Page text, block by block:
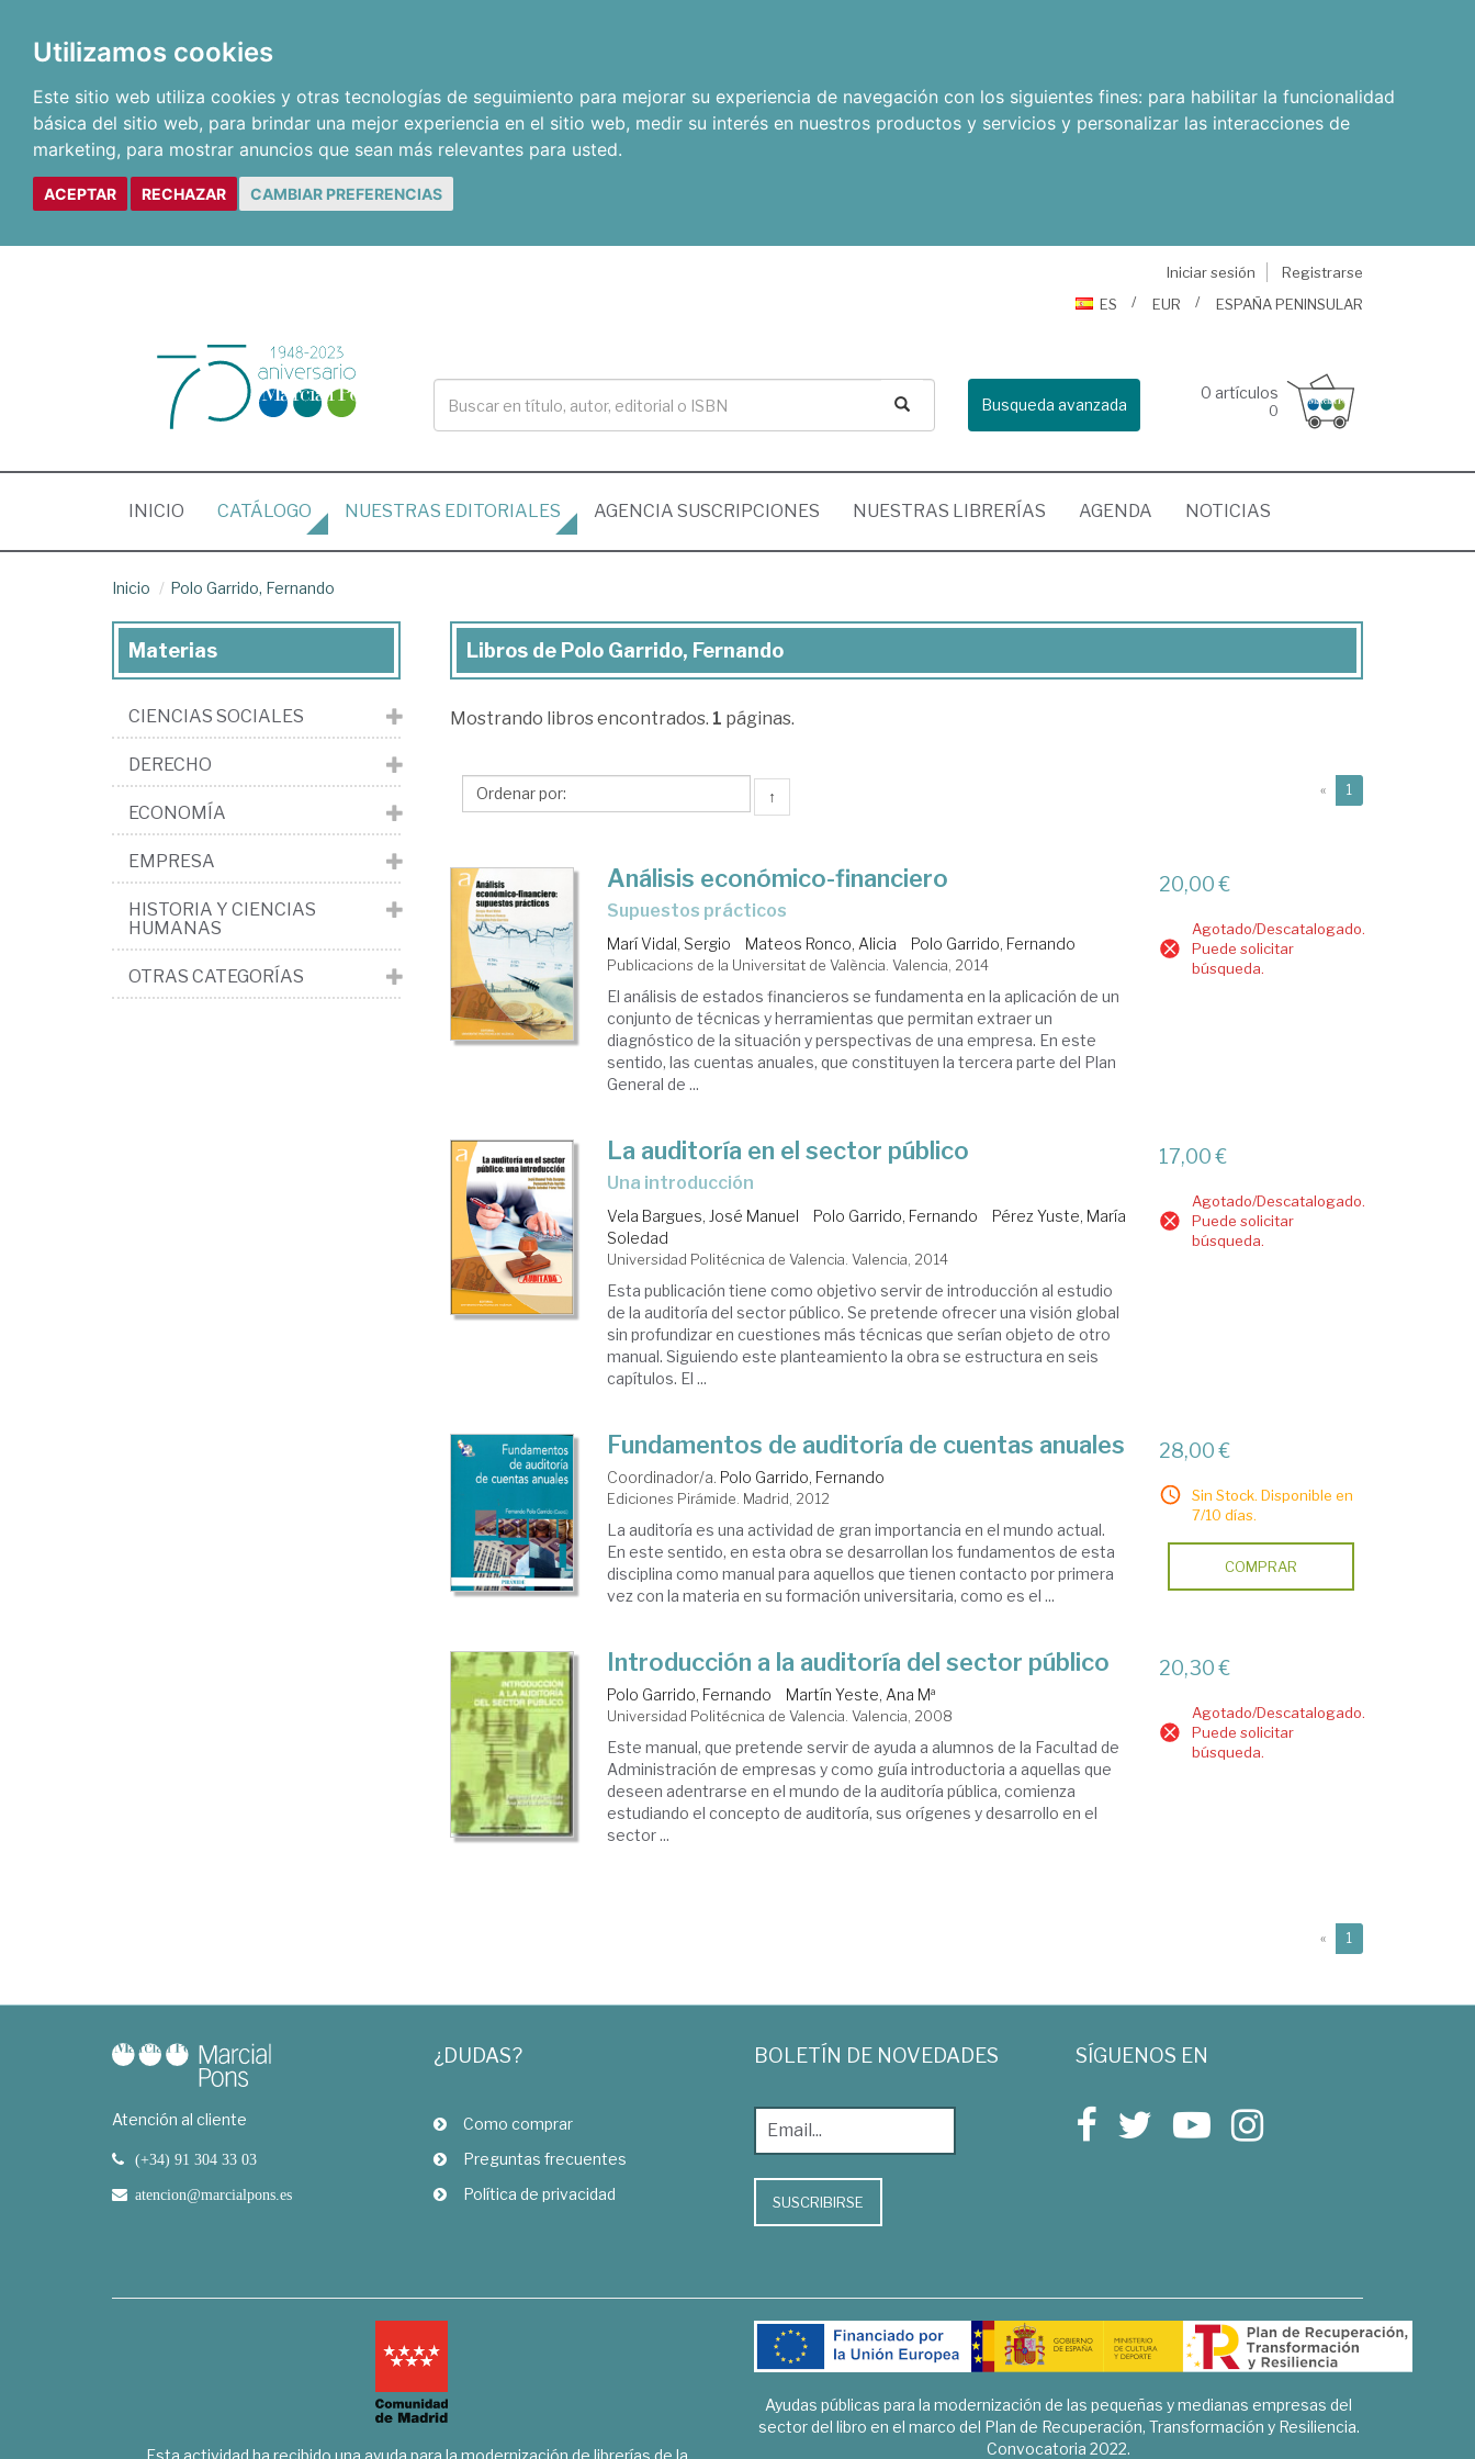
Utilizamos cookies
Este sitio web utiliza cookies y otras tecnologías de seguimiento para mejorar su experiencia de navegación con los siguientes fines: para habilitar la funcionalidad
básica del sitio web, para brindar una mejor experiencia en el sitio web, medir su interés en nuestros productos y servicios y personalizar las interacciones de
marketing, para mostrar anuncios que sean más relevantes para usted.
ACEPTAR RECHAZAR CAMBIAR PREFERENCIAS
Iniciar sesión
Registrarse
ES
EUR ESPAÑA PENINSULAR
Busqueda avanzada
0 artículos
0
INICIO (CURRENT)
CATÁLOGO NUESTRAS EDITORIALES AGENCIA SUSCRIPCIONES NUESTRAS LIBRERÍAS AGENDA NOTICIAS
Inicio Polo Garrido, Fernando
Libros
Polo
Fernando
Libros de Polo Garrido, Fernando
Mostrando libros encontrados. 1 páginas.
↑ « 1
Análisis económico-financiero
supuestos prácticos
Marí Vidal, Sergio Mateos Ronco, Alicia Polo Garrido, Fernando
Publicacions de la Universitat de València. Valencia, 2014
El análisis de estados financieros se fundamenta en la aplicación de un
conjunto de técnicas y herramientas que permitan extraer un
diagnóstico de la situación y perspectivas de una empresa. En este
sentido, las cuentas anuales, que constituyen la tercera parte del Plan
General de ...
20,00 €
Agotado/Descatalogado.
Puede solicitar
búsqueda.
La auditoría en el sector público
una introducción
Vela Bargues, José Manuel Polo Garrido, Fernando
Pérez Yuste, María
Soledad
Universidad Politécnica de Valencia. Valencia, 2014
Esta publicación tiene como objetivo servir de introducción al estudio
de la auditoría del sector público. Se pretende ofrecer una visión global
sin profundizar en cuestiones más técnicas que serían objeto de otro
manual. Siguiendo este planteamiento la obra se estructura en seis
capítulos. El ...
17,00 €
Agotado/Descatalogado.
Puede solicitar
búsqueda.
Fundamentos de auditoría de cuentas anuales
Coordinador/a. Polo Garrido, Fernando
Ediciones Pirámide. Madrid, 2012
La auditoría es una actividad de gran importancia en el mundo actual.
En este sentido, en esta obra se desarrollan los fundamentos de esta
disciplina como manual para aquellos que tienen contacto por primera
vez con la materia en su formación universitaria, como es el ...
28,00 €
Sin Stock. Disponible en
7/10 días.
COMPRAR
Introducción a la auditoría del sector público
Polo Garrido, Fernando Martín Yeste, Ana Mª
Universidad Politécnica de Valencia. Valencia, 2008
Este manual, que pretende servir de ayuda a alumnos de la Facultad de
Administración de empresas y como guía introductoria a aquellas que
deseen adentrarse en el mundo de la auditoría pública, comienza
estudiando el concepto de auditoría, sus orígenes y desarrollo en el
sector ...
20,30 €
Agotado/Descatalogado.
Puede solicitar
búsqueda.
« 1
Materias
CIENCIAS SOCIALES
DERECHO
ECONOMÍA
EMPRESA
HISTORIA Y CIENCIAS
HUMANAS
OTRAS CATEGORÍAS
Atención al cliente
(+34) 91 304 33 03
atencion@marcialpons.es
¿DUDAS?
Como comprar
Preguntas frecuentes
Política de privacidad
BOLETÍN DE NOVEDADES
SUSCRIBIRSE
SÍGUENOS EN
Ayudas públicas para la modernización de las pequeñas y medianas empresas del
sector del libro en el marco del Plan de Recuperación, Transformación y Resiliencia.
Convocatoria 2022.